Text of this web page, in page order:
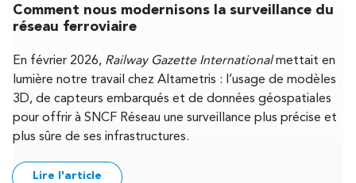
Comment nous modernisons la surveillance du
réseau ferroviaire
En février 2026, Railway Gazette Internationalmettait en
lumière notre travail chez Altametris : l’usage de modèles
3D, de capteurs embarqués et de données géospatiales
pour offrir à SNCF Réseau une surveillance plus précise et
plus sûre de ses infrastructures.
Lire l'article